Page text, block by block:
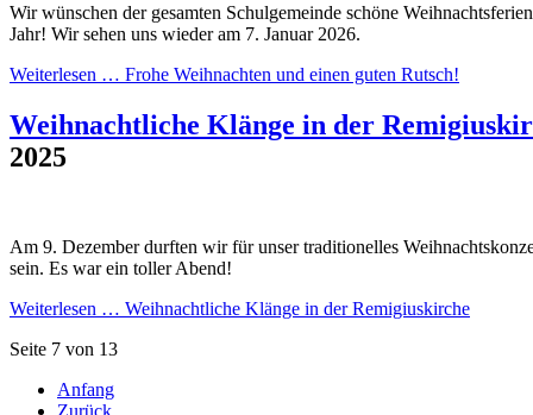
Wir wünschen der gesamten Schulgemeinde schöne
Jahr! Wir sehen uns wieder am 7. Januar 2026.
Weiterlesen … Frohe Weihnachten und einen guten Rutsch!
Weihnachtliche Klänge in der
2025
Am 9. Dezember durften wir für unser traditionelles
sein. Es war ein toller Abend!
Weiterlesen … Weihnachtliche Klänge in der Remigiuskirche
Seite 7 von 13
Anfang